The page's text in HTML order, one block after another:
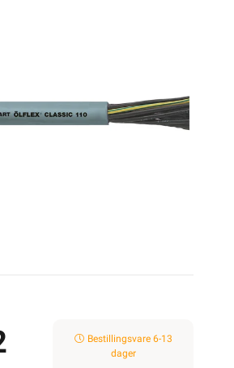
Bestillingsvare 6-13
dager